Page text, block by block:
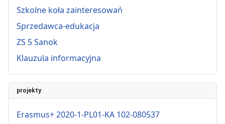
Szkolne koła zainteresowań
Sprzedawca-edukacja
ZS 5 Sanok
Klauzula informacyjna
projekty
Erasmus+ 2020-1-PL01-KA 102-080537